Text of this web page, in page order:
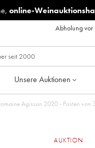
online-
Abholung vor
Unsere Auktionen
Agisson 2020 - Posten von
AUKTION